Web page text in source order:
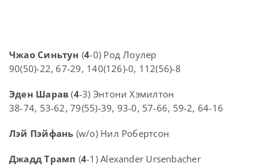
Чжао Синьтун (4-0) Род Лоулер
90(50)-22, 67-29, 140(126)-0, 112(56)-8
Эден Шарав (4-3) Энтони Хэмилтон
38-74, 53-62, 79(55)-39, 93-0, 57-66, 59-2, 64-16
Лэй Пэйфань (w/o) Нил Робертсон
Джадд Трамп (4-1) Alexander Ursenbacher